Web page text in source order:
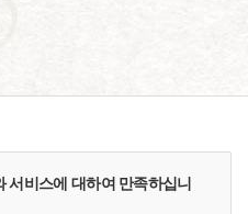
서비스에 대하여 만족하십니